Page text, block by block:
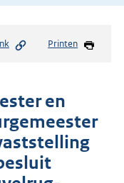
Printen
en